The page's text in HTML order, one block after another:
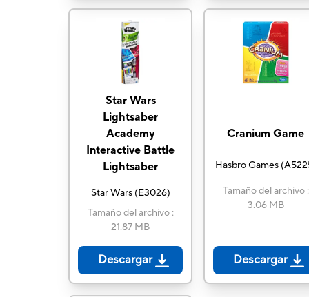
Star Wars
Lightsaber
Academy
Interactive Battle
Lightsaber
Star Wars(E3026)
Tamaño del archivo:
21.87 MB
Descargar
Cranium Game
Hasbro Games(
Tamaño del archivo:
3.06 MB
Descargar